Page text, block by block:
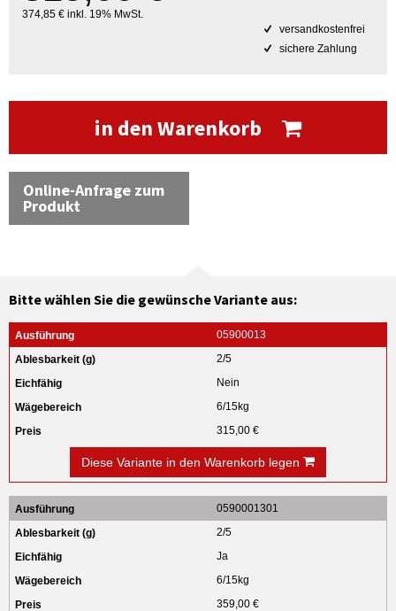
374,85 € inkl. 19% MwSt.
versandkostenfrei
sichere Zahlung
in den Warenkorb
Online-Anfrage zum
Produkt
Bitte wählen Sie die gewünsche Variante aus:
05900013
2/5
Nein
6/15kg
315,00 €
Diese Variante in den Warenkorb legen
0590001301
2/5
Ja
6/15kg
359,00 €